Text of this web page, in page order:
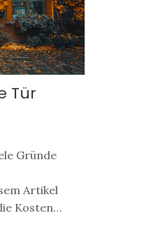
Tür
Gründe
Artikel
Kosten